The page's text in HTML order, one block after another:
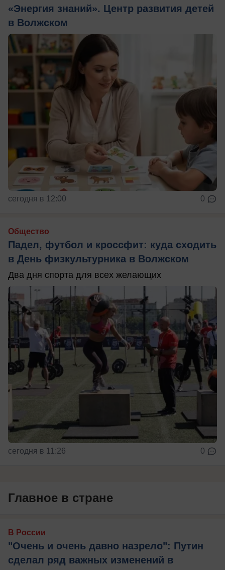
«Энергия знаний». Центр развития детей
в Волжском
сегодня в 12:00 0
Общество
Падел, футбол и кроссфит: куда сходить
в День физкультурника в Волжском
Два дня спорта для всех желающих
сегодня в 11:26 0
Главное в стране
В России
"Очень и очень давно назрело": Путин
сделал ряд важных изменений в